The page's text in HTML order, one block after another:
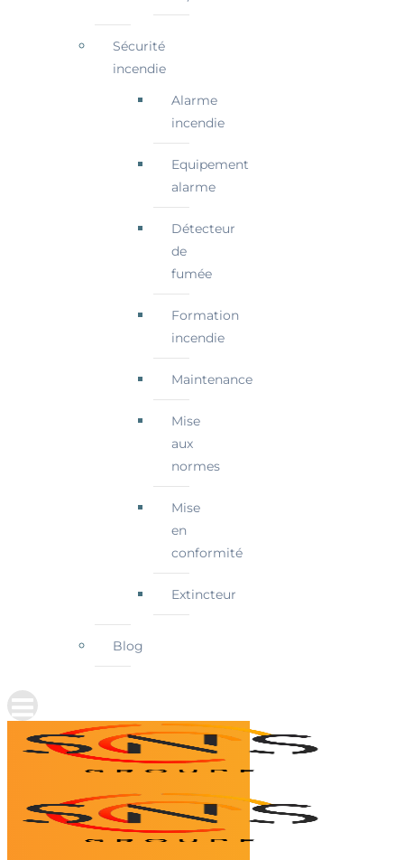
Sécurité
incendie
Alarme
incendie
Equipement
alarme
Détecteur
de
fumée
Formation
incendie
Maintenance
Mise
aux
normes
Mise
en
conformité
Extincteur
Blog